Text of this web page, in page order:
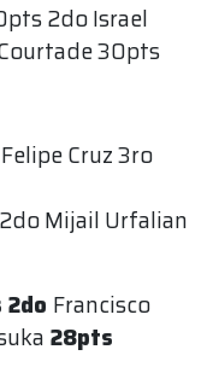
2do Israel
30pts
Cruz 3ro
Mijail Urfalian
Francisco
28pts